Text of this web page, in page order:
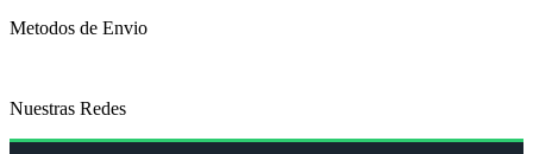
Metodos de Envio
Nuestras Redes